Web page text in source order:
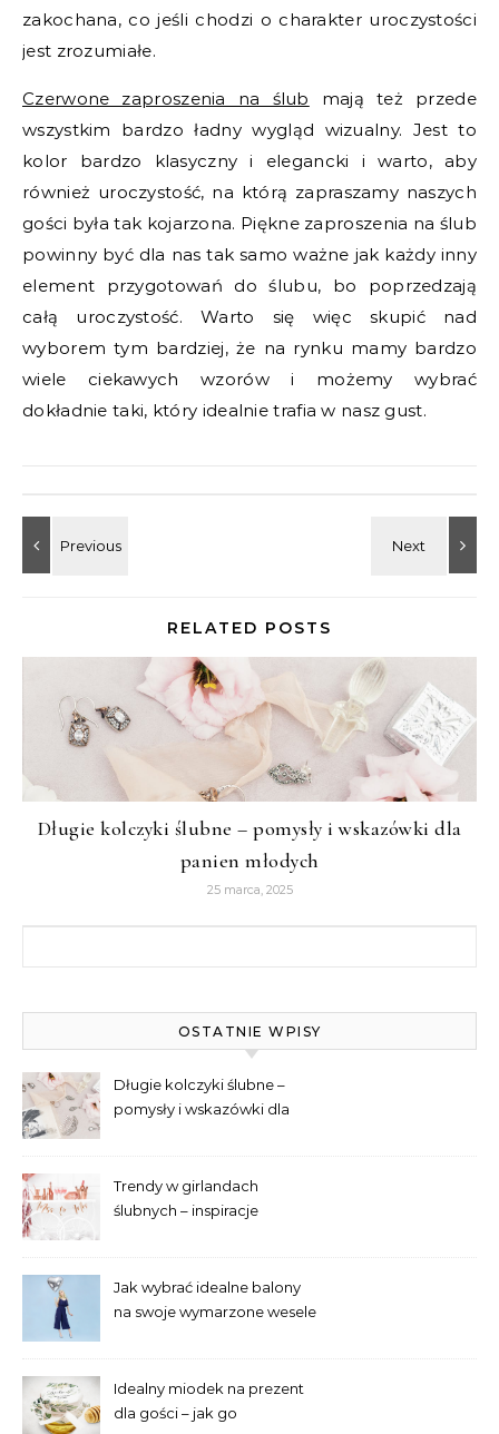
zakochana, co jeśli chodzi o charakter uroczystości
jest zrozumiałe.
Czerwone zaproszenia na ślub mają też przede
wszystkim bardzo ładny wygląd wizualny. Jest to
kolor bardzo klasyczny i elegancki i warto, aby
również uroczystość, na którą zapraszamy naszych
gości była tak kojarzona. Piękne zaproszenia na ślub
powinny być dla nas tak samo ważne jak każdy inny
element przygotowań do ślubu, bo poprzedzają
całą uroczystość. Warto się więc skupić nad
wyborem tym bardziej, że na rynku mamy bardzo
wiele ciekawych wzorów i możemy wybrać
dokładnie taki, który idealnie trafia w nasz gust.
RELATED POSTS
Długie kolczyki ślubne – pomysły i wskazówki dla
panien młodych
25 marca, 2025
OSTATNIE WPISY
Długie kolczyki ślubne –
pomysły i wskazówki dla
Trendy w girlandach
ślubnych – inspiracje
Jak wybrać idealne balony
na swoje wymarzone wesele
Idealny miodek na prezent
dla gości – jak go